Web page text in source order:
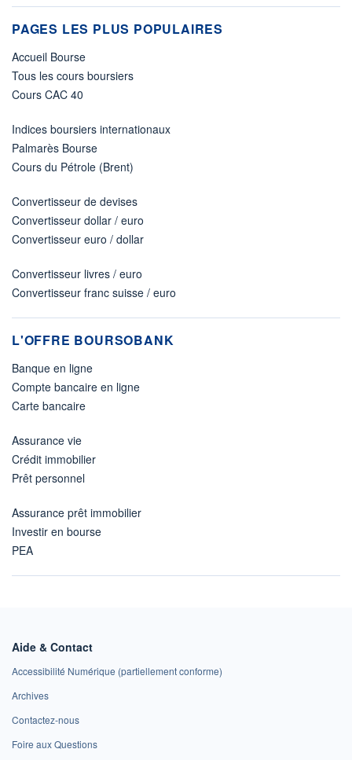
PAGES LES PLUS POPULAIRES
Accueil Bourse
Tous les cours boursiers
Cours CAC 40
Indices boursiers internationaux
Palmarès Bourse
Cours du Pétrole (Brent)
Convertisseur de devises
Convertisseur dollar / euro
Convertisseur euro / dollar
Convertisseur livres / euro
Convertisseur franc suisse / euro
L'OFFRE BOURSOBANK
Banque en ligne
Compte bancaire en ligne
Carte bancaire
Assurance vie
Crédit immobilier
Prêt personnel
Assurance prêt immobilier
Investir en bourse
PEA
Aide & Contact
Accessibilité Numérique (partiellement conforme)
Archives
Contactez-nous
Foire aux Questions